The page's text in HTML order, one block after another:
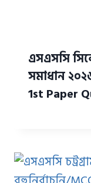
এসএসসি
সমাধান
1st Paper